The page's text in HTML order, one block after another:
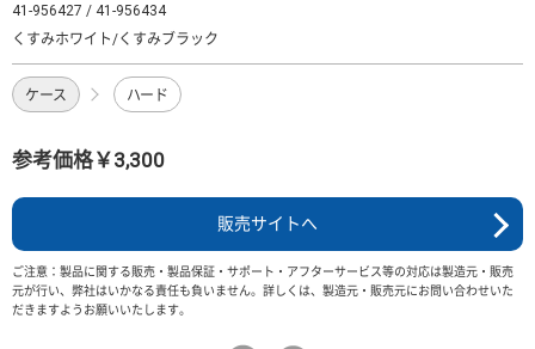
41-956427 / 41-956434
くすみホワイト/くすみブラック
ケース ハード
参考価格￥3,300
販売サイトへ
ご注意：製品に関する販売・製品保証・サポート・アフターサービス等の対応は製造元・販売
元が行い、弊社はいかなる責任も負いません。詳しくは、製造元・販売元にお問い合わせいた
だきますようお願いいたします。